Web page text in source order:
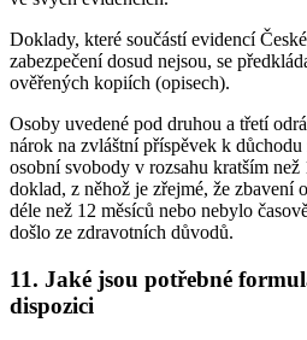
Doklady, které součástí evidencí
zabezpečení dosud nejsou, se
ověřených kopiích (opisech).
Osoby uvedené pod druhou a třetí
nárok na zvláštní příspěvek k
osobní svobody v rozsahu kratším
doklad, z něhož je zřejmé, že zbavení
déle než 12 měsíců nebo nebylo
došlo ze zdravotních důvodů.
11. Jaké jsou potřebné
dispozici